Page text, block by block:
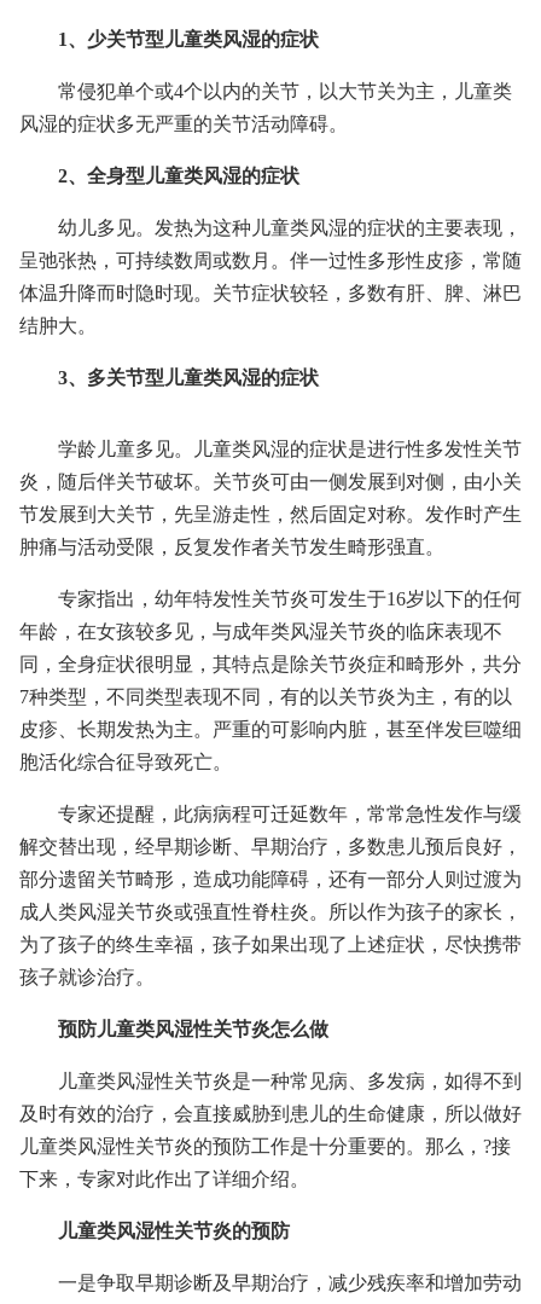
1、少关节型儿童类风湿的症状
常侵犯单个或4个以内的关节，以大节关为主，儿童类
风湿的症状多无严重的关节活动障碍。
2、全身型儿童类风湿的症状
幼儿多见。发热为这种儿童类风湿的症状的主要表现，
呈弛张热，可持续数周或数月。伴一过性多形性皮疹，常随
体温升降而时隐时现。关节症状较轻，多数有肝、脾、淋巴
结肿大。
3、多关节型儿童类风湿的症状
学龄儿童多见。儿童类风湿的症状是进行性多发性关节
炎，随后伴关节破坏。关节炎可由一侧发展到对侧，由小关
节发展到大关节，先呈游走性，然后固定对称。发作时产生
肿痛与活动受限，反复发作者关节发生畸形强直。
专家指出，幼年特发性关节炎可发生于16岁以下的任何
年龄，在女孩较多见，与成年类风湿关节炎的临床表现不
同，全身症状很明显，其特点是除关节炎症和畸形外，共分
7种类型，不同类型表现不同，有的以关节炎为主，有的以
皮疹、长期发热为主。严重的可影响内脏，甚至伴发巨噬细
胞活化综合征导致死亡。
专家还提醒，此病病程可迁延数年，常常急性发作与缓
解交替出现，经早期诊断、早期治疗，多数患儿预后良好，
部分遗留关节畸形，造成功能障碍，还有一部分人则过渡为
成人类风湿关节炎或强直性脊柱炎。所以作为孩子的家长，
为了孩子的终生幸福，孩子如果出现了上述症状，尽快携带
孩子就诊治疗。
预防儿童类风湿性关节炎怎么做
儿童类风湿性关节炎是一种常见病、多发病，如得不到
及时有效的治疗，会直接威胁到患儿的生命健康，所以做好
儿童类风湿性关节炎的预防工作是十分重要的。那么，?接
下来，专家对此作出了详细介绍。
儿童类风湿性关节炎的预防
一是争取早期诊断及早期治疗，减少残疾率和增加劳动